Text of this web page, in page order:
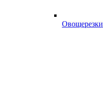
Овощерезки